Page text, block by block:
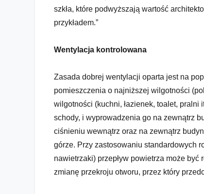
szkła, które podwyższają wartość
przykładem.”
Wentylacja kontrolowana
Zasada dobrej wentylacji oparta jest na
pomieszczenia o najniższej wilgotności
wilgotności (kuchni, łazienek, toalet,
schody, i wyprowadzenia go na zewnątrz
ciśnieniu wewnątrz oraz na zewnątrz
górze. Przy zastosowaniu standardowych
nawietrzaki) przepływ powietrza może
zmianę przekroju otworu, przez który